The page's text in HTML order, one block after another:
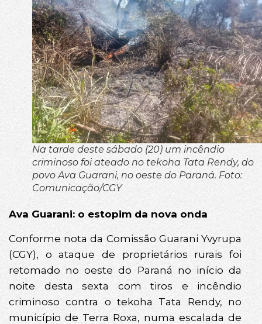
Na tarde deste sábado (20) um incêndio
criminoso foi ateado no tekoha Tata Rendy, do
povo Ava Guarani, no oeste do Paraná. Foto:
Comunicação/CGY
Ava Guarani: o estopim da nova onda
Conforme nota da Comissão Guarani Yvyrupa
(CGY), o ataque de proprietários rurais foi
retomado no oeste do Paraná no início da
noite desta sexta com tiros e incêndio
criminoso contra o tekoha Tata Rendy, no
município de Terra Roxa, numa escalada de